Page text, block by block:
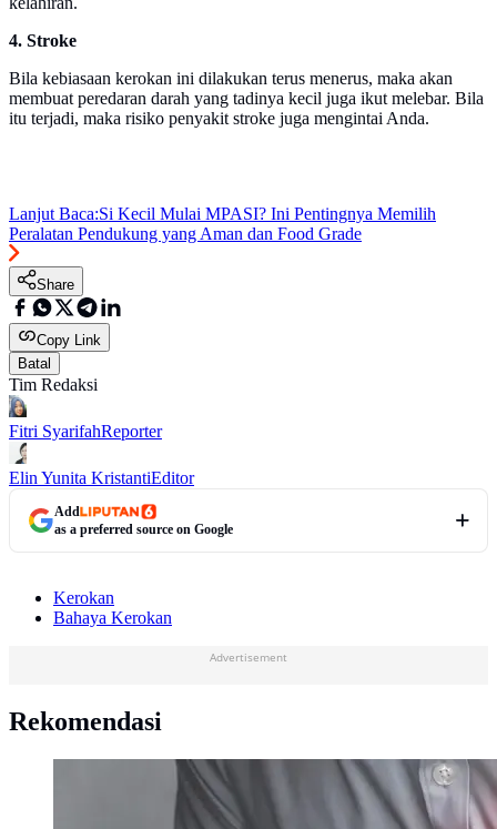
4. Stroke
Bila kebiasaan kerokan ini dilakukan terus menerus, maka akan
membuat peredaran darah yang tadinya kecil juga ikut melebar. Bila
itu terjadi, maka risiko penyakit stroke juga mengintai Anda.
Lanjut Baca:Si Kecil Mulai MPASI? Ini Pentingnya Memilih
Peralatan Pendukung yang Aman dan Food Grade
Share
Copy Link
Batal
Tim Redaksi
Fitri SyarifahReporter
Elin Yunita KristantiEditor
Add
as a preferred source on Google
Kerokan
Bahaya Kerokan
Advertisement
Rekomendasi